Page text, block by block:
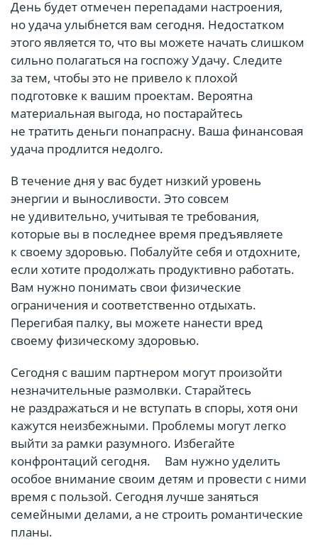
День будет отмечен перепадами настроения,
но удача улыбнется вам сегодня. Недостатком
этого является то, что вы можете начать слишком
сильно полагаться на госпожу Удачу. Следите
за тем, чтобы это не привело к плохой
подготовке к вашим проектам. Вероятна
материальная выгода, но постарайтесь
не тратить деньги понапрасну. Ваша финансовая
удача продлится недолго.
В течение дня у вас будет низкий уровень
энергии и выносливости. Это совсем
не удивительно, учитывая те требования,
которые вы в последнее время предъявляете
к своему здоровью. Побалуйте себя и отдохните,
если хотите продолжать продуктивно работать.
Вам нужно понимать свои физические
ограничения и соответственно отдыхать.
Перегибая палку, вы можете нанести вред
своему физическому здоровью.
Сегодня с вашим партнером могут произойти
незначительные размолвки. Старайтесь
не раздражаться и не вступать в споры, хотя они
кажутся неизбежными. Проблемы могут легко
выйти за рамки разумного. Избегайте
конфронтаций сегодня.ﾠ Вам нужно уделить
особое внимание своим детям и провести с ними
время с пользой. Сегодня лучше заняться
семейными делами, а не строить романтические
планы.